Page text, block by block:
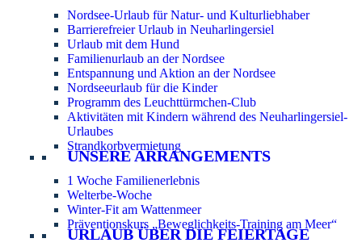
Nordsee-Urlaub für Natur- und Kulturliebhaber
Barrierefreier Urlaub in Neuharlingersiel
Urlaub mit dem Hund
Familienurlaub an der Nordsee
Entspannung und Aktion an der Nordsee
Nordseeurlaub für die Kinder
Programm des Leuchttürmchen-Club
Aktivitäten mit Kindern während des Neuharlingersiel-
Urlaubes
Strandkorbvermietung
UNSERE ARRANGEMENTS
1 Woche Familienerlebnis
Welterbe-Woche
Winter-Fit am Wattenmeer
Präventionskurs „Beweglichkeits-Training am Meer“
URLAUB ÜBER DIE FEIERTAGE